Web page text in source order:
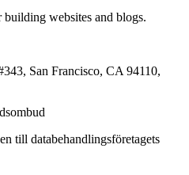
building websites and blogs.
San Francisco, CA 94110,
till databehandlingsföretagets